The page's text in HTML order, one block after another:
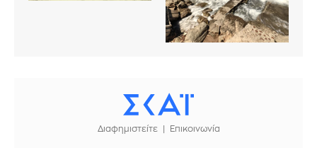
Διαφημιστείτε Επικοινωνία